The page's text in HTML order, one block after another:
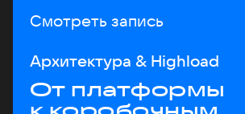
Смотреть запись
Архитектура & Highload
От платформы